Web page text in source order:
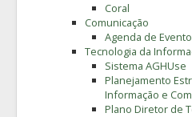
Coral
Comunicação
Agenda de
Tecnologia da
Sistema AGHUse
Planejamento
Informação e
Plano Diretor de